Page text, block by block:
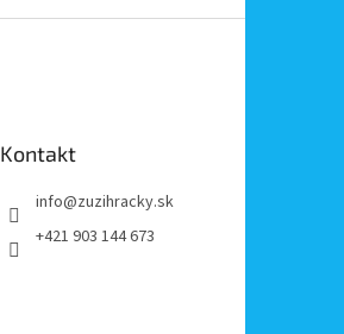
Kontakt
info@zuzihracky.sk
+421 903 144 673